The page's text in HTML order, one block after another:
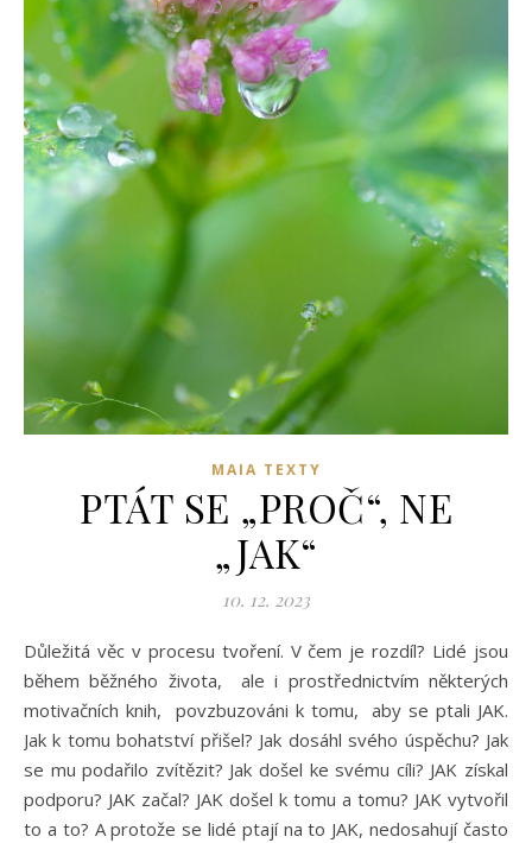
MAIA TEXTY
PTÁT SE „PROČ“, NE
„JAK“
10. 12. 2023
Důležitá věc v procesu tvoření. V čem je rozdíl? Lidé jsou
během běžného života, ale i prostřednictvím některých
motivačních knih, povzbuzováni k tomu, aby se ptali JAK.
Jak k tomu bohatství přišel? Jak dosáhl svého úspěchu? Jak
se mu podařilo zvítězit? Jak došel ke svému cíli? JAK získal
podporu? JAK začal? JAK došel k tomu a tomu? JAK vytvořil
to a to? A protože se lidé ptají na to JAK, nedosahují často